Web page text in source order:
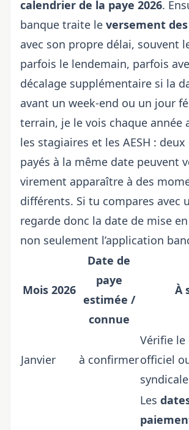
calendrier de la paye 2026.
banque traite le versement
avec son propre délai, souvent
parfois le lendemain, parfois
décalage supplémentaire si la
avant un week-end ou un jour
terrain, je le vois chaque année
les stagiaires et les AESH :
payés à la même date peuvent
virement apparaître à des
différents. Si tu compares avec
regarde donc la date de mise
non seulement l’application
Mois 2026
Date de
paye
estimée /
connue
À
Janvier à confirmer
Vérifie
officiel
Les